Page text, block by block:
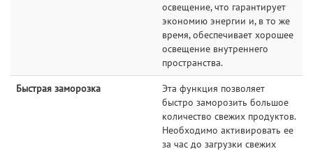
освещение, что гарантирует
экономию энергии и, в то же
время, обеспечивает хорошее
освещение внутреннего
пространства.
Быстрая заморозка
Эта функция позволяет
быстро заморозить большое
количество свежих продуктов.
Необходимо активировать ее
за час до загрузки свежих